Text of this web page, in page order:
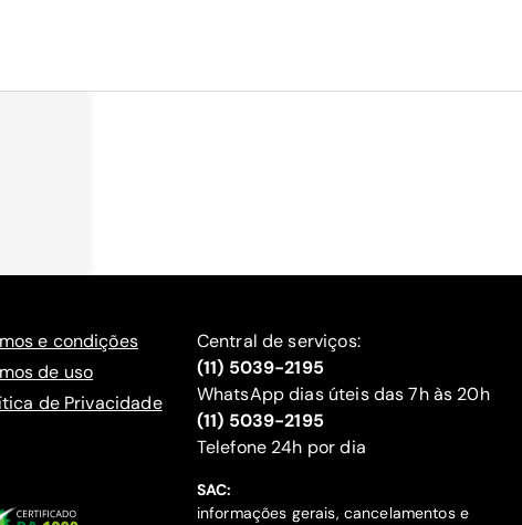
e condições
de uso
de Privacidade
Central de serviços:
(11) 5039-2195
WhatsApp dias úteis das 7h às 20h
(11) 5039-2195
‍Telefone 24h por dia
SAC:
informações gerais, cancelamentos e